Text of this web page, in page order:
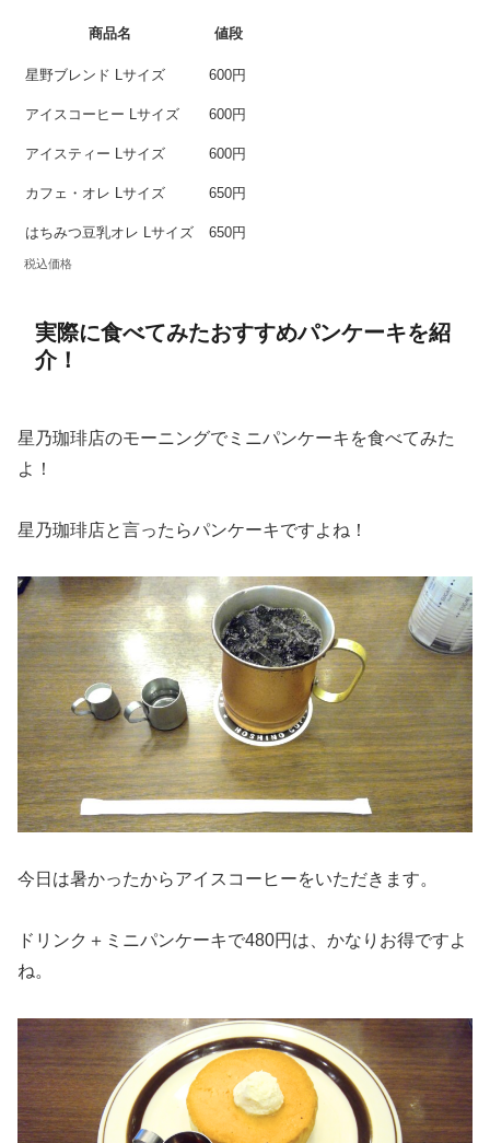
商品名 値段
星野ブレンド Lサイズ 600円
アイスコーヒー Lサイズ 600円
アイスティー Lサイズ 600円
カフェ・オレ Lサイズ 650円
はちみつ豆乳オレ Lサイズ 650円
税込価格
実際に食べてみたおすすめパンケーキを紹
介！
星乃珈琲店のモーニングでミニパンケーキを食べてみた
よ！
星乃珈琲店と言ったらパンケーキですよね！
今日は暑かったからアイスコーヒーをいただきます。
ドリンク＋ミニパンケーキで480円は、かなりお得ですよ
ね。